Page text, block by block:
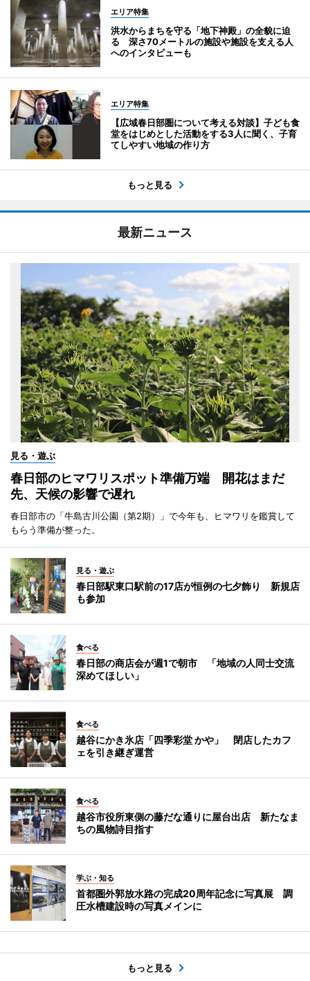
エリア特集
洪水からまちを守る「地下神殿」の全貌に迫
る 深さ70メートルの施設や施設を支える人
へのインタビューも
エリア特集
【広域春日部圏について考える対談】子ども食
堂をはじめとした活動をする3人に聞く、子育
てしやすい地域の作り方
もっと見る
最新ニュース
見る・遊ぶ
春日部のヒマワリスポット準備万端 開花はまだ
先、天候の影響で遅れ
春日部市の「牛島古川公園（第2期）」で今年も、ヒマワリを鑑賞して
もらう準備が整った。
見る・遊ぶ
春日部駅東口駅前の17店が恒例の七夕飾り 新規店
も参加
食べる
春日部の商店会が週1で朝市 「地域の人同士交流
深めてほしい」
食べる
越谷にかき氷店「四季彩堂 かや」 閉店したカフ
ェを引き継ぎ運営
食べる
越谷市役所東側の藤だな通りに屋台出店 新たなま
ちの風物詩目指す
学ぶ・知る
首都圏外郭放水路の完成20周年記念に写真展 調
圧水槽建設時の写真メインに
もっと見る